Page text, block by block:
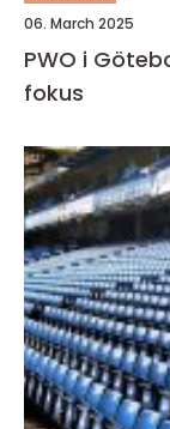
06. March 2025
PWO i
fokus